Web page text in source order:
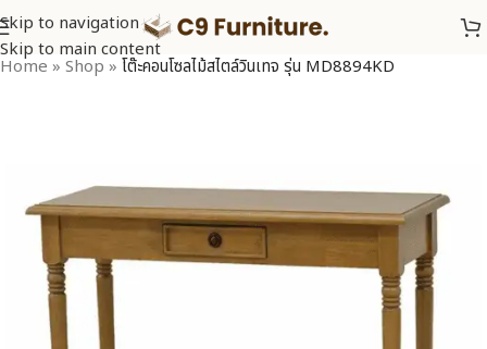
Skip to navigation
Skip to main content
Home » Shop » โต๊ะคอนโซลไม้สไตล์วินเทจ รุ่น MD8894KD